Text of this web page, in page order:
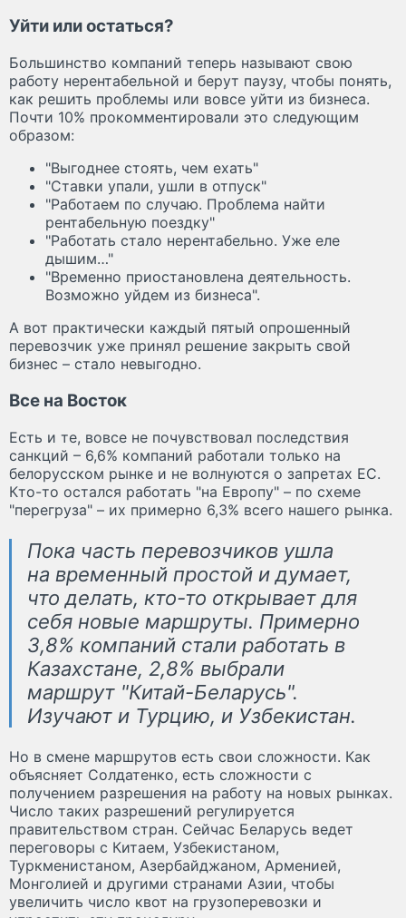
Уйти или остаться?
Большинство компаний теперь называют свою
работу нерентабельной и берут паузу, чтобы понять,
как решить проблемы или вовсе уйти из бизнеса.
Почти 10% прокомментировали это следующим
образом:
"Выгоднее стоять, чем ехать"
"Ставки упали, ушли в отпуск"
"Работаем по случаю. Проблема найти
рентабельную поездку"
"Работать стало нерентабельно. Уже еле
дышим…"
"Временно приостановлена деятельность.
Возможно уйдем из бизнеса".
А вот практически каждый пятый опрошенный
перевозчик уже принял решение закрыть свой
бизнес – стало невыгодно.
Все на Восток
Есть и те, вовсе не почувствовал последствия
санкций – 6,6% компаний работали только на
белорусском рынке и не волнуются о запретах ЕС.
Кто-то остался работать "на Европу" – по схеме
"перегруза" – их примерно 6,3% всего нашего рынка.
Пока часть перевозчиков ушла
на временный простой и думает,
что делать, кто-то открывает для
себя новые маршруты. Примерно
3,8% компаний стали работать в
Казахстане, 2,8% выбрали
маршрут "Китай-Беларусь".
Изучают и Турцию, и Узбекистан.
Но в смене маршрутов есть свои сложности. Как
объясняет Солдатенко, есть сложности с
получением разрешения на работу на новых рынках.
Число таких разрешений регулируется
правительством стран. Сейчас Беларусь ведет
переговоры с Китаем, Узбекистаном,
Туркменистаном, Азербайджаном, Арменией,
Монголией и другими странами Азии, чтобы
увеличить число квот на грузоперевозки и